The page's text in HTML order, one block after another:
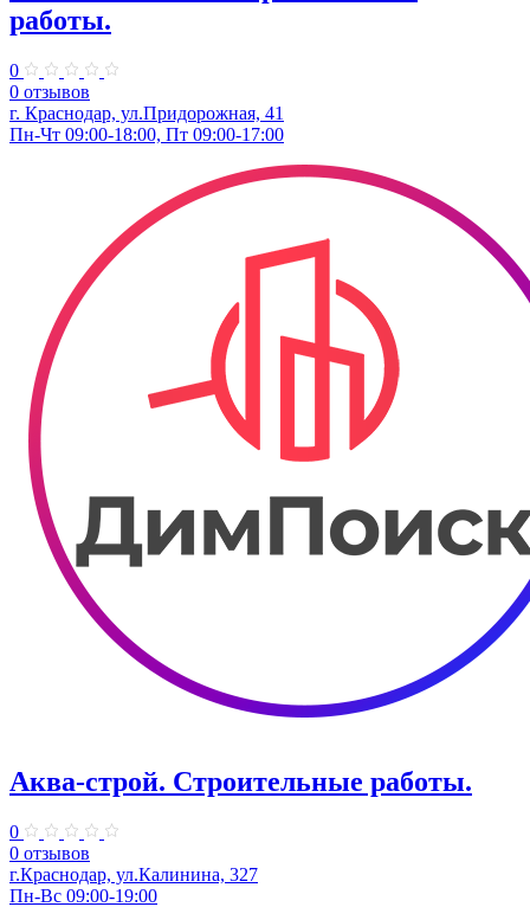
работы.
0
0 отзывов
г. Краснодар, ул.Придорожная, 41
Пн-Чт 09:00-18:00, Пт 09:00-17:00
Аква-строй. Строительные работы.
0
0 отзывов
г.Краснодар, ул.Калинина, 327
Пн-Вс 09:00-19:00